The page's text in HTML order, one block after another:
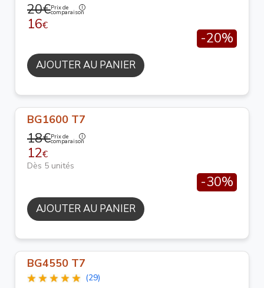
20€Prix de
comparaison
16€
-20%
AJOUTER AU PANIER
BG1600 T7
18€Prix de
comparaison
12€
Dès 5 unités
-30%
AJOUTER AU PANIER
BG4550 T7
(29)